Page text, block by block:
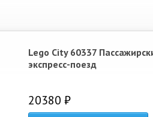
Lego City 60337
экспресс-поезд
20380 ₽